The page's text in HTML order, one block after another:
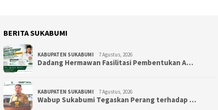
BERITA SUKABUMI
KABUPATEN SUKABUMI 7 Agustus, 2026
Dadang Hermawan Fasilitasi Pembentukan A…
KABUPATEN SUKABUMI 7 Agustus, 2026
Wabup Sukabumi Tegaskan Perang terhadap …